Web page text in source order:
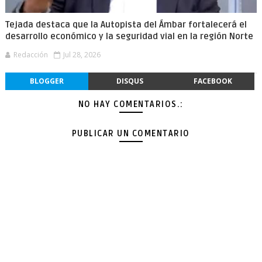
Tejada destaca que la Autopista del Ámbar fortalecerá el
desarrollo económico y la seguridad vial en la región Norte
Redacción Jul 28, 2026
BLOGGER DISQUS FACEBOOK
NO HAY COMENTARIOS.:
PUBLICAR UN COMENTARIO